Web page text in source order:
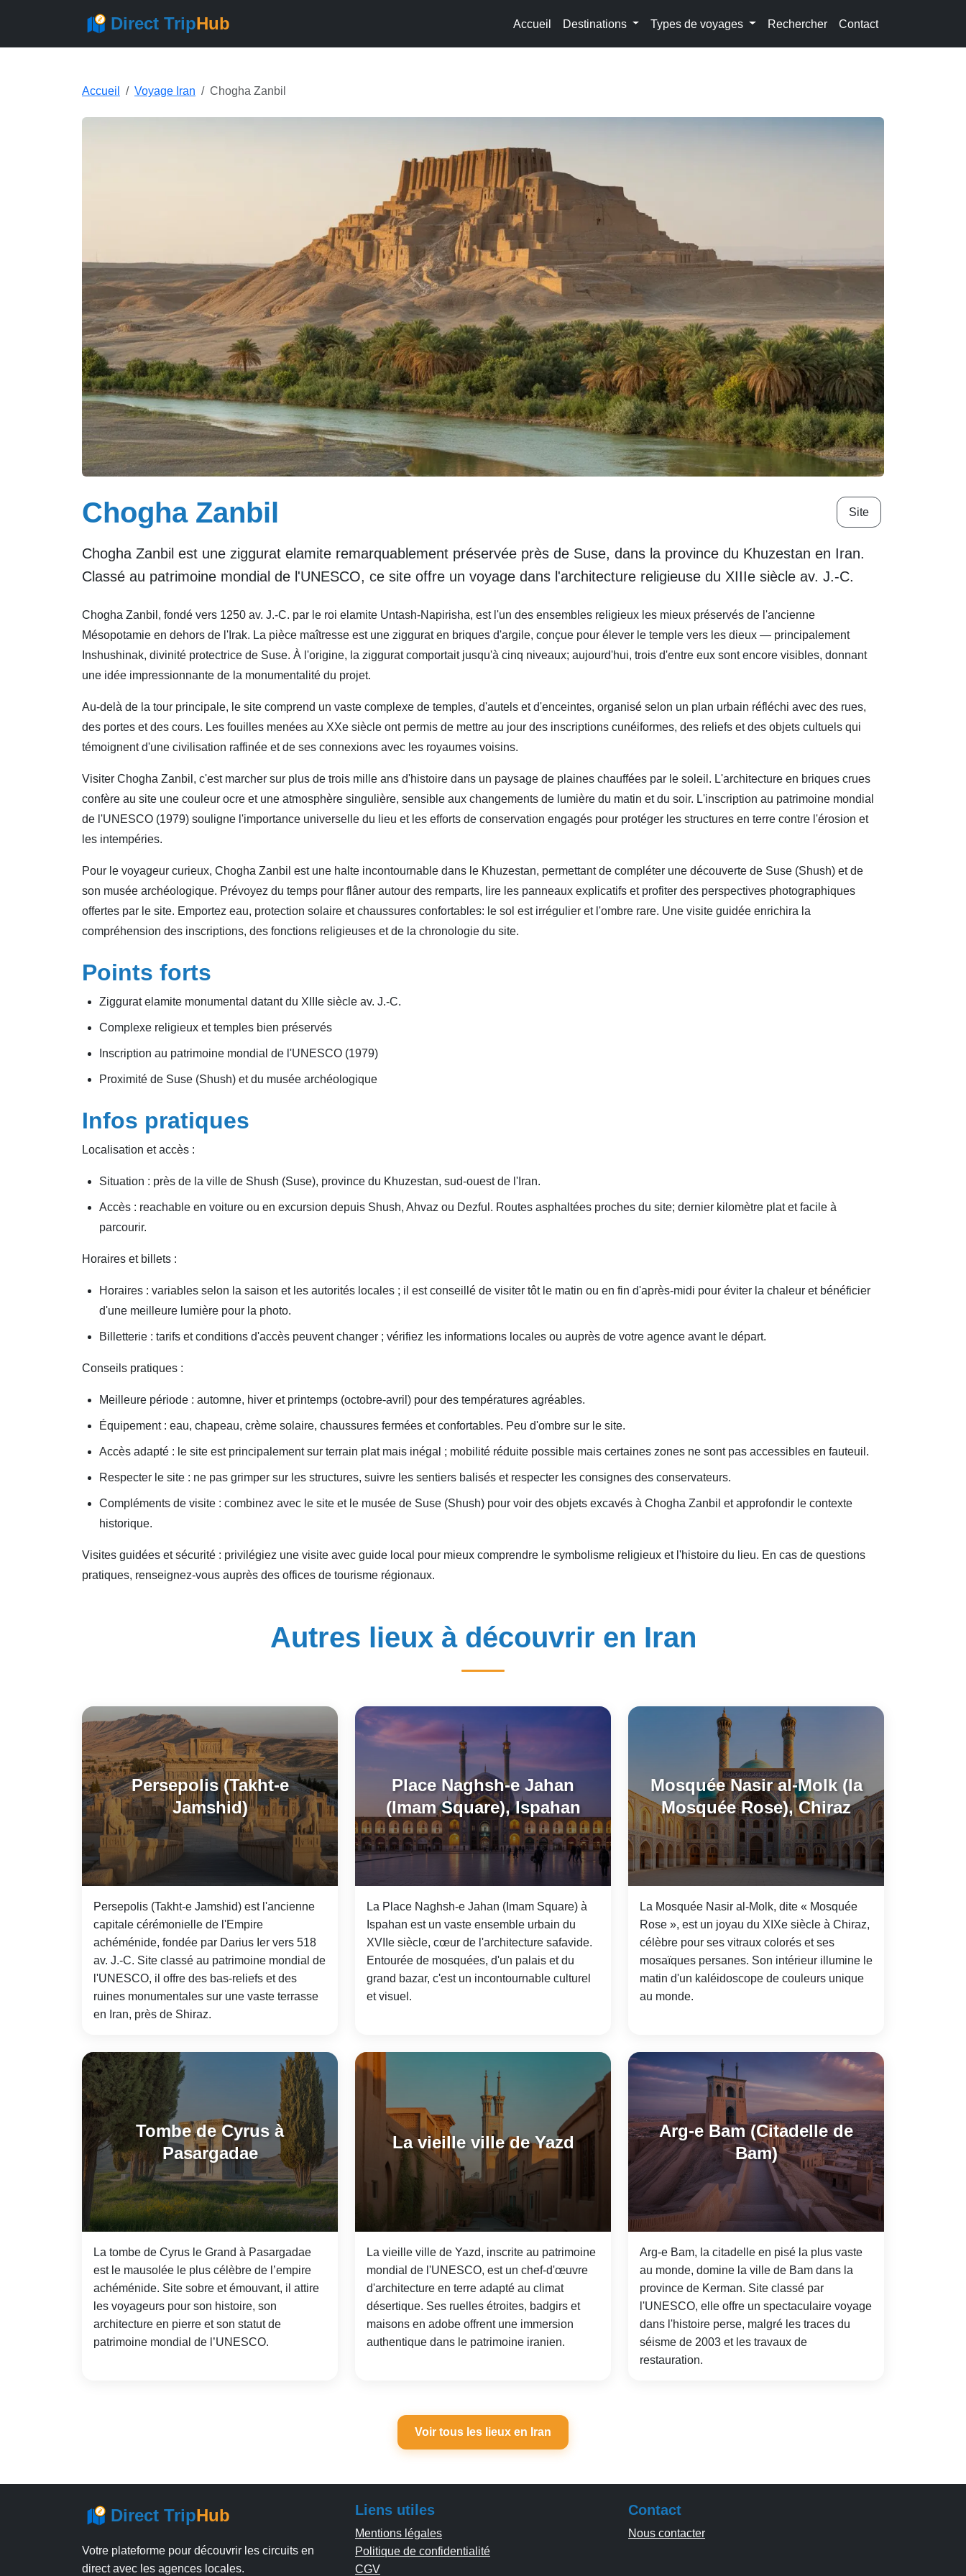
Direct TripHub Accueil Destinations Types de voyages Rechercher Contact
Accueil Voyage Iran Chogha Zanbil
Chogha Zanbil Site
Chogha Zanbil est une ziggurat elamite remarquablement préservée près de Suse, dans la province du Khuzestan en Iran.
Classé au patrimoine mondial de l'UNESCO, ce site offre un voyage dans l'architecture religieuse du XIIIe siècle av. J.-C.
Chogha Zanbil, fondé vers 1250 av. J.-C. par le roi elamite Untash-Napirisha, est l'un des ensembles religieux les mieux préservés de l'ancienne
Mésopotamie en dehors de l'Irak. La pièce maîtresse est une ziggurat en briques d'argile, conçue pour élever le temple vers les dieux — principalement
Inshushinak, divinité protectrice de Suse. À l'origine, la ziggurat comportait jusqu'à cinq niveaux; aujourd'hui, trois d'entre eux sont encore visibles, donnant
une idée impressionnante de la monumentalité du projet.
Au-delà de la tour principale, le site comprend un vaste complexe de temples, d'autels et d'enceintes, organisé selon un plan urbain réfléchi avec des rues,
des portes et des cours. Les fouilles menées au XXe siècle ont permis de mettre au jour des inscriptions cunéiformes, des reliefs et des objets cultuels qui
témoignent d'une civilisation raffinée et de ses connexions avec les royaumes voisins.
Visiter Chogha Zanbil, c'est marcher sur plus de trois mille ans d'histoire dans un paysage de plaines chauffées par le soleil. L'architecture en briques crues
confère au site une couleur ocre et une atmosphère singulière, sensible aux changements de lumière du matin et du soir. L'inscription au patrimoine mondial
de l'UNESCO (1979) souligne l'importance universelle du lieu et les efforts de conservation engagés pour protéger les structures en terre contre l'érosion et
les intempéries.
Pour le voyageur curieux, Chogha Zanbil est une halte incontournable dans le Khuzestan, permettant de compléter une découverte de Suse (Shush) et de
son musée archéologique. Prévoyez du temps pour flâner autour des remparts, lire les panneaux explicatifs et profiter des perspectives photographiques
offertes par le site. Emportez eau, protection solaire et chaussures confortables: le sol est irrégulier et l'ombre rare. Une visite guidée enrichira la
compréhension des inscriptions, des fonctions religieuses et de la chronologie du site.
Points forts
Ziggurat elamite monumental datant du XIIIe siècle av. J.-C.
Complexe religieux et temples bien préservés
Inscription au patrimoine mondial de l'UNESCO (1979)
Proximité de Suse (Shush) et du musée archéologique
Infos pratiques
Localisation et accès :
Situation : près de la ville de Shush (Suse), province du Khuzestan, sud-ouest de l'Iran.
Accès : reachable en voiture ou en excursion depuis Shush, Ahvaz ou Dezful. Routes asphaltées proches du site; dernier kilomètre plat et facile à
parcourir.
Horaires et billets :
Horaires : variables selon la saison et les autorités locales ; il est conseillé de visiter tôt le matin ou en fin d'après-midi pour éviter la chaleur et bénéficier
d'une meilleure lumière pour la photo.
Billetterie : tarifs et conditions d'accès peuvent changer ; vérifiez les informations locales ou auprès de votre agence avant le départ.
Conseils pratiques :
Meilleure période : automne, hiver et printemps (octobre-avril) pour des températures agréables.
Équipement : eau, chapeau, crème solaire, chaussures fermées et confortables. Peu d'ombre sur le site.
Accès adapté : le site est principalement sur terrain plat mais inégal ; mobilité réduite possible mais certaines zones ne sont pas accessibles en fauteuil.
Respecter le site : ne pas grimper sur les structures, suivre les sentiers balisés et respecter les consignes des conservateurs.
Compléments de visite : combinez avec le site et le musée de Suse (Shush) pour voir des objets excavés à Chogha Zanbil et approfondir le contexte
historique.
Visites guidées et sécurité : privilégiez une visite avec guide local pour mieux comprendre le symbolisme religieux et l'histoire du lieu. En cas de questions
pratiques, renseignez-vous auprès des offices de tourisme régionaux.
Autres lieux à découvrir en Iran
Persepolis (Takht-e
Jamshid)
Persepolis (Takht-e Jamshid) est l'ancienne
capitale cérémonielle de l'Empire
achéménide, fondée par Darius Ier vers 518
av. J.-C. Site classé au patrimoine mondial de
l'UNESCO, il offre des bas-reliefs et des
ruines monumentales sur une vaste terrasse
en Iran, près de Shiraz.
Place Naghsh-e Jahan
(Imam Square), Ispahan
La Place Naghsh-e Jahan (Imam Square) à
Ispahan est un vaste ensemble urbain du
XVIIe siècle, cœur de l'architecture safavide.
Entourée de mosquées, d'un palais et du
grand bazar, c'est un incontournable culturel
et visuel.
Mosquée Nasir al-Molk (la
Mosquée Rose), Chiraz
La Mosquée Nasir al-Molk, dite « Mosquée
Rose », est un joyau du XIXe siècle à Chiraz,
célèbre pour ses vitraux colorés et ses
mosaïques persanes. Son intérieur illumine le
matin d'un kaléidoscope de couleurs unique
au monde.
Tombe de Cyrus à
Pasargadae
La tombe de Cyrus le Grand à Pasargadae
est le mausolée le plus célèbre de l’empire
achéménide. Site sobre et émouvant, il attire
les voyageurs pour son histoire, son
architecture en pierre et son statut de
patrimoine mondial de l’UNESCO.
La vieille ville de Yazd
La vieille ville de Yazd, inscrite au patrimoine
mondial de l'UNESCO, est un chef-d'œuvre
d'architecture en terre adapté au climat
désertique. Ses ruelles étroites, badgirs et
maisons en adobe offrent une immersion
authentique dans le patrimoine iranien.
Arg-e Bam (Citadelle de
Bam)
Arg-e Bam, la citadelle en pisé la plus vaste
au monde, domine la ville de Bam dans la
province de Kerman. Site classé par
l'UNESCO, elle offre un spectaculaire voyage
dans l'histoire perse, malgré les traces du
séisme de 2003 et les travaux de
restauration.
Voir tous les lieux en Iran
Direct TripHub
Votre plateforme pour découvrir les circuits en
direct avec les agences locales.
Liens utiles
Mentions légales
Politique de confidentialité
CGV
Contact
Nous contacter